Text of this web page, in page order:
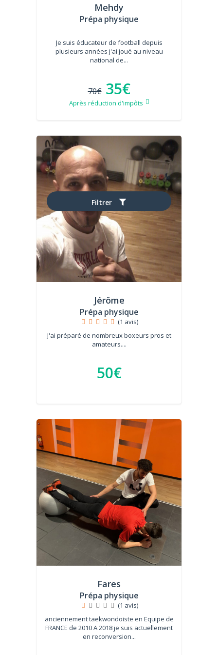
Filtrer
Mehdy
Prépa physique
Je suis éducateur de football depuis
plusieurs années j'ai joué au niveau
national de...
70€ 35€
Après réduction d'impôts
Jérôme
Prépa physique
(1 avis)
J'ai préparé de nombreux boxeurs pros et
amateurs....
50€
Fares
Prépa physique
(1 avis)
anciennement taekwondoiste en Equipe de
FRANCE de 2010 A 2018 je suis actuellement
en reconversion...